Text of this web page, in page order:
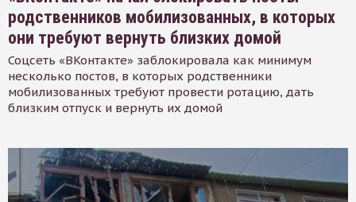
родственников мобилизованных, в которых
они требуют вернуть близких домой
Соцсеть «ВКонтакте» заблокировала как минимум
несколько постов, в которых родственники
мобилизованных требуют провести ротацию, дать
близким отпуск и вернуть их домой